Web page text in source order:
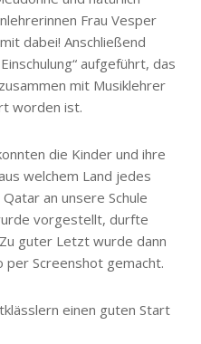
Frau Vesper
dabei! Anschließend
aufgeführt, das
mit Musiklehrer
worden ist.
die Kinder und ihre
welchem Land jedes
an unsere Schule
vorgestellt, durfte
guter Letzt wurde dann
Screenshot gemacht.
einen guten Start